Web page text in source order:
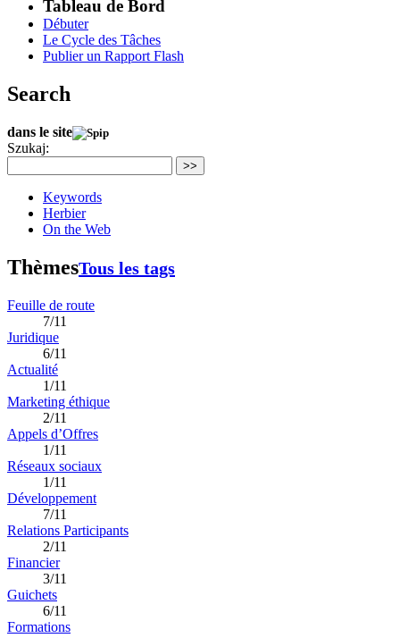
Tableau de Bord
Débuter
Le Cycle des Tâches
Publier un Rapport Flash
Search
dans le site
Szukaj:
>>
Keywords
Herbier
On the Web
ThèmesTous les tags
Feuille de route
7/11
Juridique
6/11
Actualité
1/11
Marketing éthique
2/11
Appels d’Offres
1/11
Réseaux sociaux
1/11
Développement
7/11
Relations Participants
2/11
Financier
3/11
Guichets
6/11
Formations